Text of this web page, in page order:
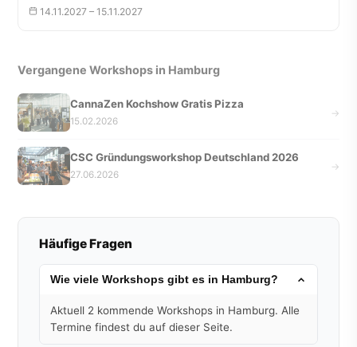
14.11.2027 – 15.11.2027
Vergangene Workshops in Hamburg
CannaZen Kochshow Gratis Pizza
15.02.2026
→
CSC Gründungsworkshop Deutschland 2026
27.06.2026
→
Häufige Fragen
Wie viele Workshops gibt es in Hamburg?
Aktuell 2 kommende Workshops in Hamburg. Alle
Termine findest du auf dieser Seite.